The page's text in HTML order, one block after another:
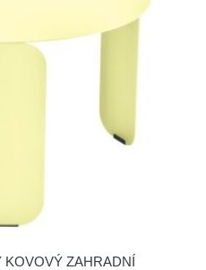
ZAHRADNÍ